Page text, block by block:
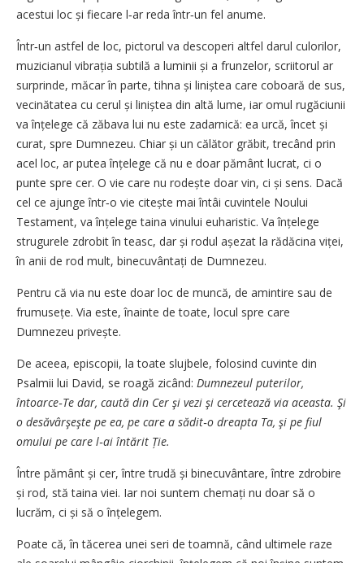
acestui loc și fiecare l‑ar reda într‑un fel anume.
Într‑un astfel de loc, pictorul va descoperi altfel darul culorilor,
muzicianul vibrația subtilă a luminii și a frunzelor, scriitorul ar
surprinde, măcar în parte, tihna și liniștea care coboară de sus,
vecinătatea cu cerul și liniștea din altă lume, iar omul rugăciunii
va înțelege că zăbava lui nu este zadarnică: ea urcă, încet și
curat, spre Dumnezeu. Chiar și un călător grăbit, trecând prin
acel loc, ar putea înțelege că nu e doar pământ lucrat, ci o
punte spre cer. O vie care nu rodește doar vin, ci și sens. Dacă
cel ce ajunge într‑o vie citește mai întâi cuvintele Noului
Testament, va înțelege taina vinului euharistic. Va înțelege
strugurele zdrobit în teasc, dar și rodul așezat la rădăcina viței,
în anii de rod mult, binecuvântați de Dumnezeu.
Pentru că via nu este doar loc de muncă, de amintire sau de
frumusețe. Via este, înainte de toate, locul spre care
Dumnezeu privește.
De aceea, episcopii, la toate slujbele, folosind cuvinte din
Psalmii lui David, se roagă zicând: Dumnezeul puterilor,
întoarce‑Te dar, caută din Cer şi vezi şi cercetează via aceasta. Şi
o desăvârşeşte pe ea, pe care a sădit‑o dreapta Ta, şi pe fiul
omului pe care l‑ai întărit Ție.
Între pământ și cer, între trudă și binecuvântare, între zdrobire
și rod, stă taina viei. Iar noi suntem chemați nu doar să o
lucrăm, ci și să o înțelegem.
Poate că, în tăcerea unei seri de toamnă, când ultimele raze